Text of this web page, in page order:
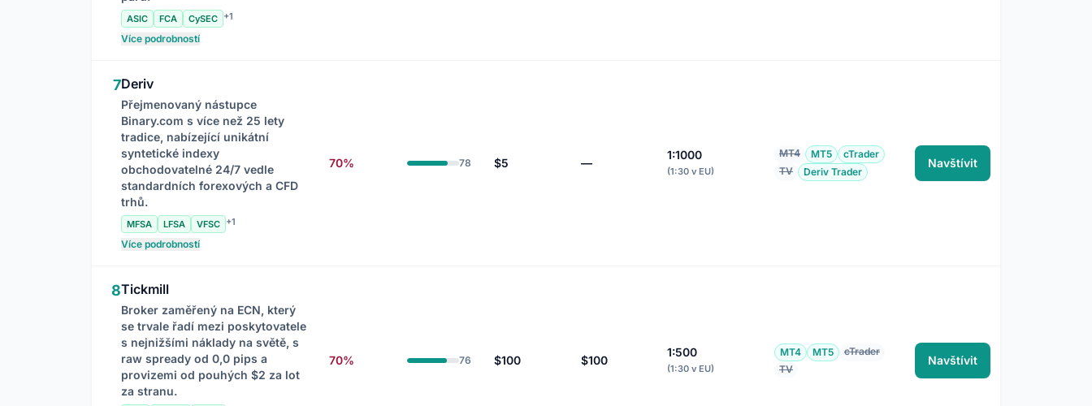
ASIC FCA CySEC +1
Více podrobností
7Deriv
Přejmenovaný nástupce
Binary.com s více než 25 lety
tradice, nabízející unikátní
syntetické indexy
obchodovatelné 24/7 vedle
standardních forexových a CFD
trhů.
MFSA LFSA VFSC +1
Více podrobností
70% 78 $5 —
1:1000
(1:30 v EU)
MT4 MT5
cTrader
TV
Deriv Trader
Navštívit
8Tickmill
Broker zaměřený na ECN, který
se trvale řadí mezi poskytovatele
s nejnižšími náklady na světě, s
raw spready od 0,0 pips a
provizemi od pouhých $2 za lot
za stranu.
70% 76 $100 $100
1:500
(1:30 v EU)
MT4 MT5
cTrader
TV
Navštívit